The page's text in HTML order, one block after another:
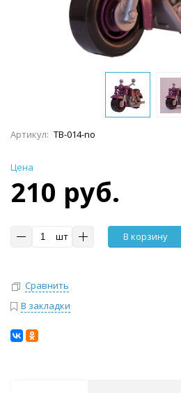
Артикул: TB-014-no
Цена
210 руб.
шт В корзину
Сравнить
В закладки